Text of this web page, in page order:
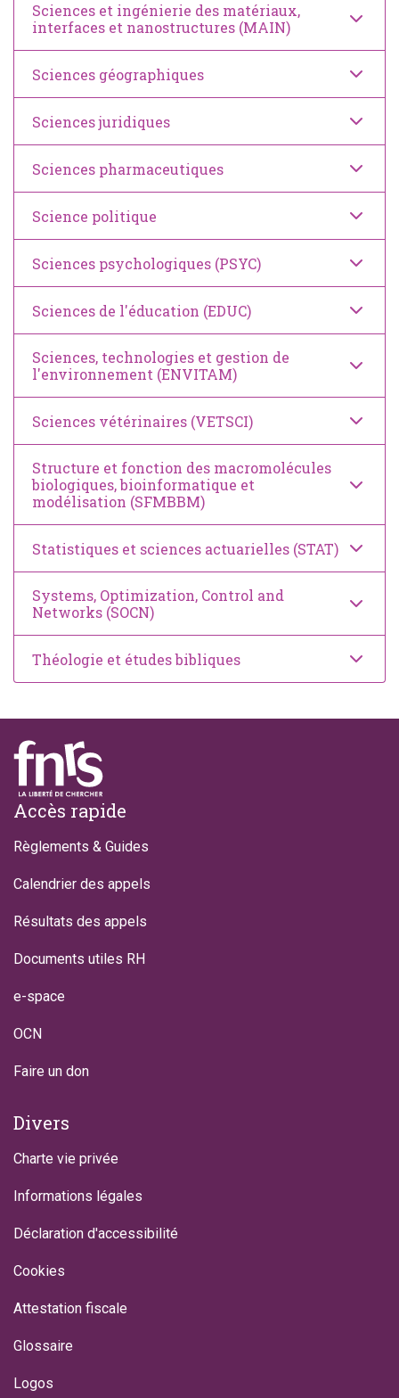
Sciences et ingénierie des matériaux,
interfaces et nanostructures (MAIN)
Sciences géographiques
Sciences juridiques
Sciences pharmaceutiques
Science politique
Sciences psychologiques (PSYC)
Sciences de l'éducation (EDUC)
Sciences, technologies et gestion de
l'environnement (ENVITAM)
Sciences vétérinaires (VETSCI)
Structure et fonction des macromolécules
biologiques, bioinformatique et
modélisation (SFMBBM)
Statistiques et sciences actuarielles (STAT)
Systems, Optimization, Control and
Networks (SOCN)
Théologie et études bibliques
Footer
Accès rapide
Règlements & Guides
Calendrier des appels
Résultats des appels
Documents utiles RH
e-space
OCN
Faire un don
Divers
Charte vie privée
Informations légales
Déclaration d'accessibilité
Cookies
Attestation fiscale
Glossaire
Logos